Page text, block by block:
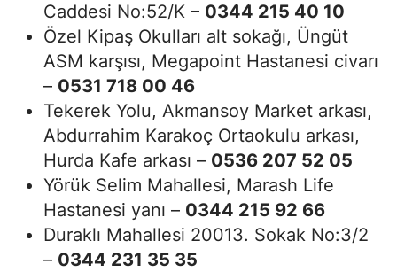
Caddesi No:52/K – 0344 215 40 10
Özel Kipaş Okulları alt sokağı, Üngüt
ASM karşısı, Megapoint Hastanesi civarı
– 0531 718 00 46
Tekerek Yolu, Akmansoy Market arkası,
Abdurrahim Karakoç Ortaokulu arkası,
Hurda Kafe arkası – 0536 207 52 05
Yörük Selim Mahallesi, Marash Life
Hastanesi yanı – 0344 215 92 66
Duraklı Mahallesi 20013. Sokak No:3/2
– 0344 231 35 35